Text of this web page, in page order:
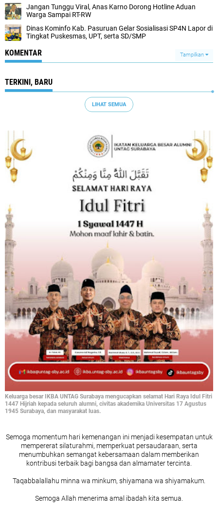
Jangan Tunggu Viral, Anas Karno Dorong Hotline Aduan
Warga Sampai RT-RW
Dinas Kominfo Kab. Pasuruan Gelar Sosialisasi SP4N Lapor di
Tingkat Puskesmas, UPT, serta SD/SMP
KOMENTAR Tampilkan
TERKINI, BARU
LIHAT SEMUA
Keluarga besar IKBA UNTAG Surabaya mengucapkan selamat Hari Raya Idul Fitri
1447 Hijriah kepada seluruh alumni, civitas akademika Universitas 17 Agustus
1945 Surabaya, dan masyarakat luas.
Semoga momentum hari kemenangan ini menjadi kesempatan untuk
mempererat silaturahmi, memperkuat persaudaraan, serta
menumbuhkan semangat kebersamaan dalam memberikan
kontribusi terbaik bagi bangsa dan almamater tercinta.
Taqabbalallahu minna wa minkum, shiyamana wa shiyamakum.
Semoga Allah menerima amal ibadah kita semua.